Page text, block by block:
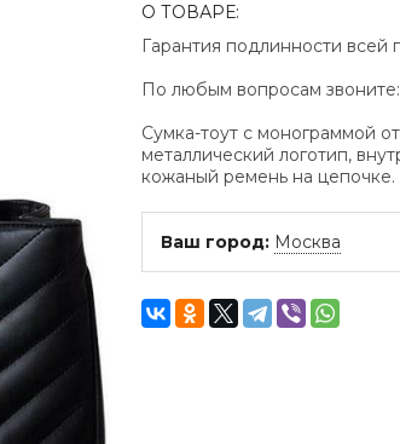
О ТОВАРЕ:
Гарантия подлинности всей
По любым вопросам звоните:
Сумка-тоут с монограммой
металлический логотип,
кожаный ремень на
Ваш город: Москва